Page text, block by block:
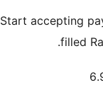
Start accepting
filled